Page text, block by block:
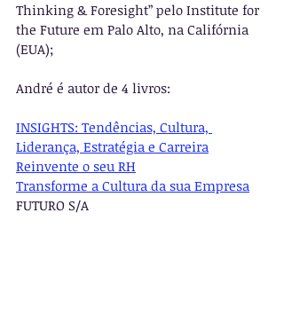
Thinking & Foresight” pelo Institute for
the Future em Palo Alto, na Califórnia
(EUA);
André é autor de 4 livros:
INSIGHTS: Tendências, Cultura,
Liderança, Estratégia e Carreira
Reinvente o seu RH
Transforme a Cultura da sua Empresa
FUTURO S/A